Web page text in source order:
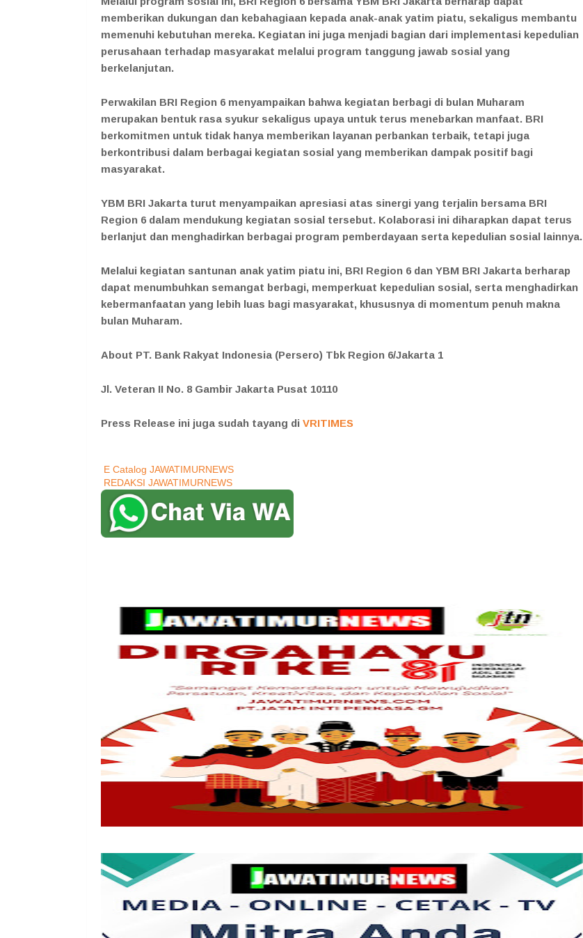
memberikan dukungan dan kebahagiaan kepada anak-anak yatim piatu, sekaligus membantu
memenuhi kebutuhan mereka. Kegiatan ini juga menjadi bagian dari implementasi kepedulian
perusahaan terhadap masyarakat melalui program tanggung jawab sosial yang
berkelanjutan.
Perwakilan BRI Region 6 menyampaikan bahwa kegiatan berbagi di bulan Muharam
merupakan bentuk rasa syukur sekaligus upaya untuk terus menebarkan manfaat. BRI
berkomitmen untuk tidak hanya memberikan layanan perbankan terbaik, tetapi juga
berkontribusi dalam berbagai kegiatan sosial yang memberikan dampak positif bagi
masyarakat.
YBM BRI Jakarta turut menyampaikan apresiasi atas sinergi yang terjalin bersama BRI
Region 6 dalam mendukung kegiatan sosial tersebut. Kolaborasi ini diharapkan dapat terus
berlanjut dan menghadirkan berbagai program pemberdayaan serta kepedulian sosial lainnya.
Melalui kegiatan santunan anak yatim piatu ini, BRI Region 6 dan YBM BRI Jakarta berharap
dapat menumbuhkan semangat berbagi, memperkuat kepedulian sosial, serta menghadirkan
kebermanfaatan yang lebih luas bagi masyarakat, khususnya di momentum penuh makna
bulan Muharam.
About PT. Bank Rakyat Indonesia (Persero) Tbk Region 6/Jakarta 1
Jl. Veteran II No. 8 Gambir Jakarta Pusat 10110
Press Release ini juga sudah tayang di VRITIMES
E Catalog JAWATIMURNEWS
REDAKSI JAWATIMURNEWS